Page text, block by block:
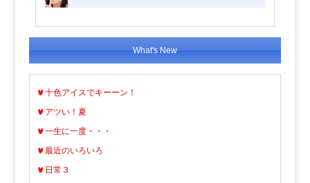
What's New
十色アイスでキーーン！
アツい！夏
一生に一度・・・
最近のいろいろ
日常３